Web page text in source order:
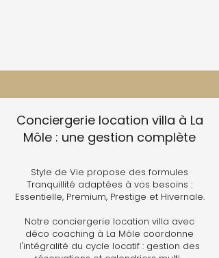
Conciergerie location villa à La
Môle : une gestion complète
Style de Vie propose des formules
Tranquillité adaptées à vos besoins :
Essentielle, Premium, Prestige et Hivernale.
Notre conciergerie location villa avec
déco coaching à La Môle coordonne
l'intégralité du cycle locatif : gestion des